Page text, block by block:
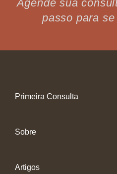
Agende sua
passo para
Primeira Consulta
Sobre
Artigos